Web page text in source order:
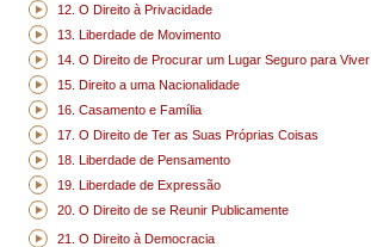
12. O Direito à Privacidade
13. Liberdade de Movimento
14. O Direito de Procurar um Lugar Seguro para Viver
15. Direito a uma Nacionalidade
16. Casamento e Família
17. O Direito de Ter as Suas Próprias Coisas
18. Liberdade de Pensamento
19. Liberdade de Expressão
20. O Direito de se Reunir Publicamente
21. O Direito à Democracia